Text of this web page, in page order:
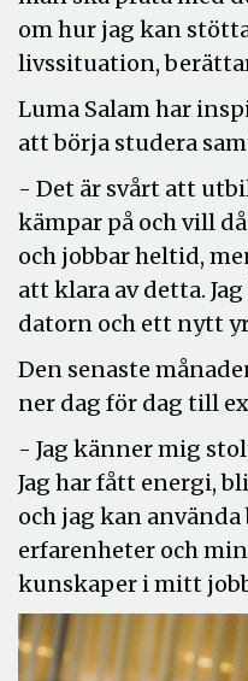
om hur jag kan
livssituation,
Luma Salam har
att börja studera
- Det är svårt att
kämpar på och vill
och jobbar heltid,
att klara av detta.
datorn och ett nytt
Den senaste
ner dag för dag till
- Jag känner mig
Jag har fått energi,
och jag kan
erfarenheter och
kunskaper i mitt